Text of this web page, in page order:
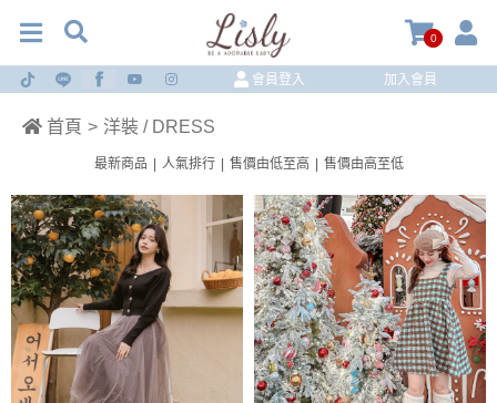
0
會員登入 加入會員
首頁 > 洋裝 / DRESS
最新商品 人氣排行 售價由低至高 售價由高至低